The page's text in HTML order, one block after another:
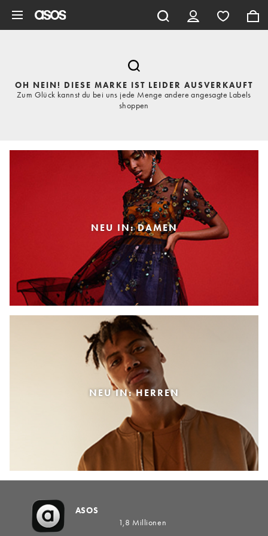
OH NEIN! DIESE MARKE IST LEIDER AUSVERKAUFT
Zum Glück kannst du bei uns jede Menge andere angesagte Labels
shoppen
NEU IN: DAMEN
NEU IN: HERREN
ASOS
1,8 Millionen